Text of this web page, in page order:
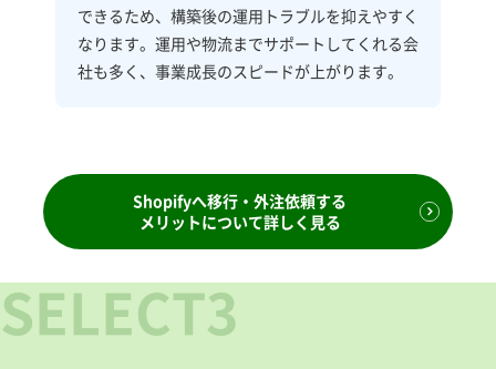
できるため、構築後の運用トラブルを抑えやすく
なります。運用や物流までサポートしてくれる会
社も多く、事業成長のスピードが上がります。
Shopifyへ移行・外注依頼する
メリットについて詳しく見る